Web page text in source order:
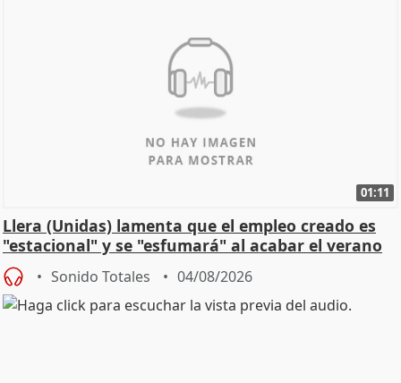
01:11
Llera (Unidas) lamenta que el empleo creado es
"estacional" y se "esfumará" al acabar el verano
Sonido Totales 04/08/2026